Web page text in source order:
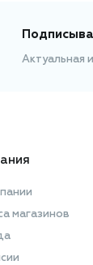
Актуальная
магазинов